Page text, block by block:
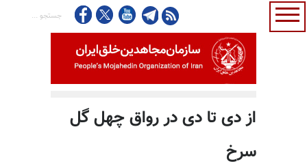
از دی تا دی در رواق چهل گل
سرخ